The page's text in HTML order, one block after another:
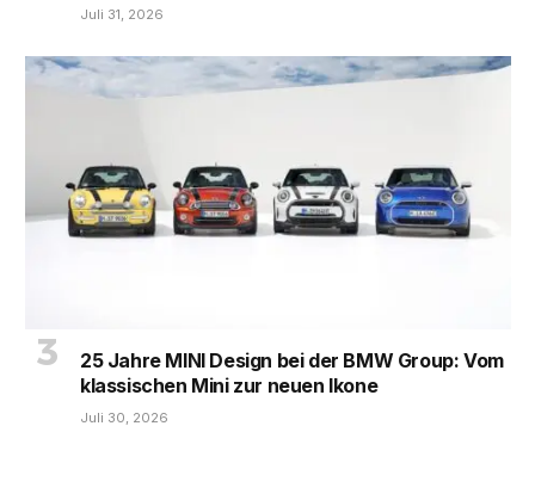
Juli 31, 2026
25 Jahre MINI Design bei der BMW Group: Vom
klassischen Mini zur neuen Ikone
Juli 30, 2026